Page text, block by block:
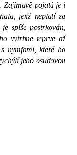
Zajímavě pojatá je i
jenž neplatí za
spíše postrkován,
vytrhne teprve až
nymfami, které ho
jeho osudovou